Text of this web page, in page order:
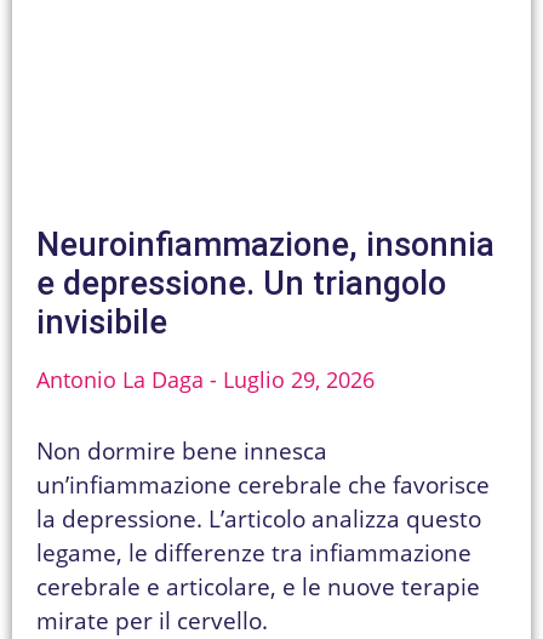
Neuroinfiammazione, insonnia
e depressione. Un triangolo
invisibile
Antonio La Daga Luglio 29, 2026
Non dormire bene innesca
un’infiammazione cerebrale che favorisce
la depressione. L’articolo analizza questo
legame, le differenze tra infiammazione
cerebrale e articolare, e le nuove terapie
mirate per il cervello.